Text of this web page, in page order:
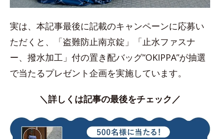
実は、本記事最後に記載のキャンペーンに応募い
ただくと、「盗難防止南京錠」「止水ファスナ
ー、撥水加工」付の置き配バッグ“OKIPPA”が抽選
で当たるプレゼント企画を実施しています。
＼詳しくは記事の最後をチェック／